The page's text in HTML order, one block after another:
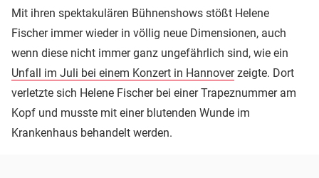
Mit ihren spektakulären Bühnenshows stößt Helene
Fischer immer wieder in völlig neue Dimensionen, auch
wenn diese nicht immer ganz ungefährlich sind, wie ein
Unfall im Juli bei einem Konzert in Hannoverzeigte. Dort
verletzte sich Helene Fischer bei einer Trapeznummer am
Kopf und musste mit einer blutenden Wunde im
Krankenhaus behandelt werden.